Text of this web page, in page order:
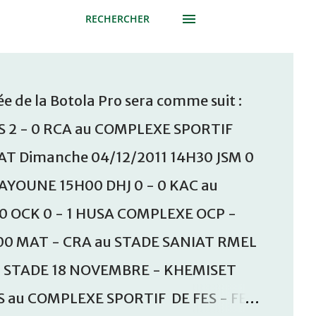
RECHERCHER
de la Botola Pro sera comme suit :
- 0 RCA au COMPLEXE SPORTIF
Dimanche 04/12/2011 14H30 JSM 0
15H00 DHJ 0 - 0 KAC au
OCK 0 - 1 HUSA COMPLEXE OCP -
MAT - CRA au STADE SANIAT RMEL
18 NOVEMBRE - KHEMISET
COMPLEXE SPORTIF DE FES - FES